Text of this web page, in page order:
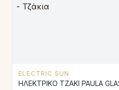
ELECTRIC SUN
ΗΛΕΚΤΡΙΚΟ ΤΖΑΚΙ PAULA